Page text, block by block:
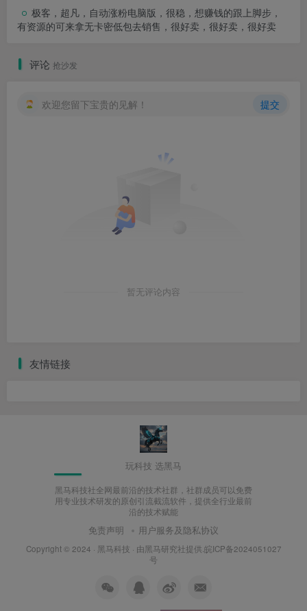
极客，超凡，自动涨粉电脑版，很稳，想赚钱的跟上脚步，
有资源的可来拿无卡密低包去销售，很好卖，很好卖，很好卖
评论 抢沙发
欢迎您留下宝贵的见解！ 提交
暂无评论内容
友情链接
玩科技 选黑马
黑马科技社全网最前沿的技术社群，社群成员可以免费
用专业技术研发的原创引流截流软件，提供全行业最前
沿的技术赋能
免责声明 用户服务及隐私协议
Copyright © 2024 · 黑马科技 · 由黑马研究社提供.皖ICP备2024051027
号